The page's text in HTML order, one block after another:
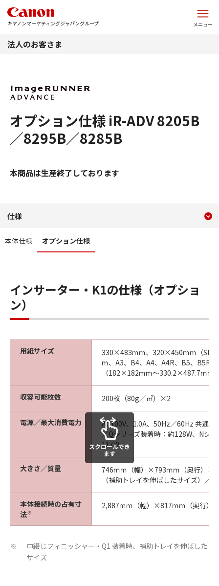
キヤノンマーケティングジャパングループ メニュー
法人のお客さま
オプション仕様 iR-ADV 8205B
／8295B／8285B
本商品は生産終了しております
オプション仕様 iR-ADV
仕様
本体仕様 オプション仕様
インサーター・K1の仕様（オプショ
ン）
用紙サイズ
330×483ｍｍ、320×450ｍｍ（
ｍ、A3、B4、A4、A4R、B5、B5R
（182×182ｍｍ～330.2×487.7ｍｍ
収容可能枚数 200枚（80g／㎡）×2
電源／最大消費電力
AC100V、1.0A、50Hz／60Hz 共通（
／Qシリーズ装着時：約128W、Nシ
117W
大きさ／質量
746ｍｍ（幅）×793ｍｍ（奥行）
（補助トレイを伸ばしたサイズ）／
本体接続時の占有寸
法※
2,887ｍｍ（幅）×817ｍｍ（奥行）
スクロールでき
ます
※
中綴じフィニッシャー・Q1 装着時、補助トレイを伸ばした
サイズ